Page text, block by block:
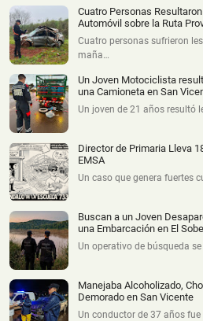
Cuatro Personas
Automóvil sobre la Ruta
Cuatro personas sufrieron
maña…
Un Joven Motociclista
una Camioneta en San
Un joven de 21 años resultó
Director de Primaria Lleva
EMSA
Un caso que genera fuertes
Buscan a un Joven
una Embarcación en El
Un operativo de búsqueda
Manejaba Alcoholizado,
Demorado en San Vicente
Un conductor de 37 años